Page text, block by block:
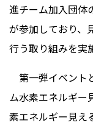
進チーム加入団体
が参加しており、
行う取り組みを実
第一弾イベント
ム水素エネルギー
素エネルギー見